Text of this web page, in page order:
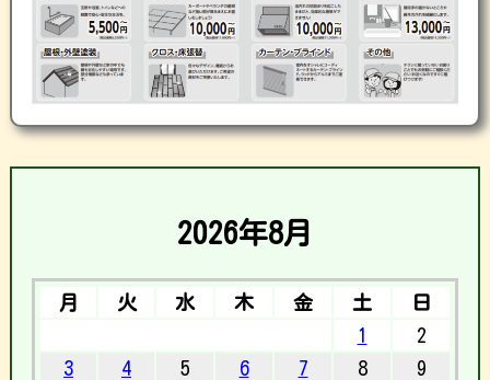
2026年8月
月 火 水 木 金 土
日
1
2
3
4 5 6 7 8
9